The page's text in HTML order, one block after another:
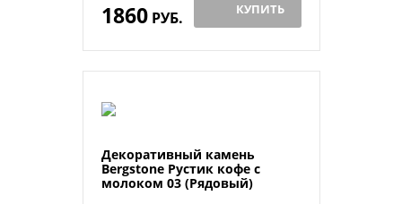
1860РУБ. КУПИТЬ
Декоративный камень
Bergstone Рустик кофе с
молоком 03 (Рядовый)